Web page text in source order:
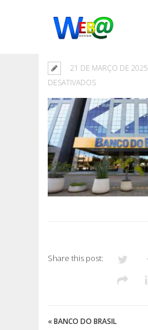
21 DE MARÇO DE 2025
DESATIVADOSEM
Share this post:
«BANCO DO BRASIL